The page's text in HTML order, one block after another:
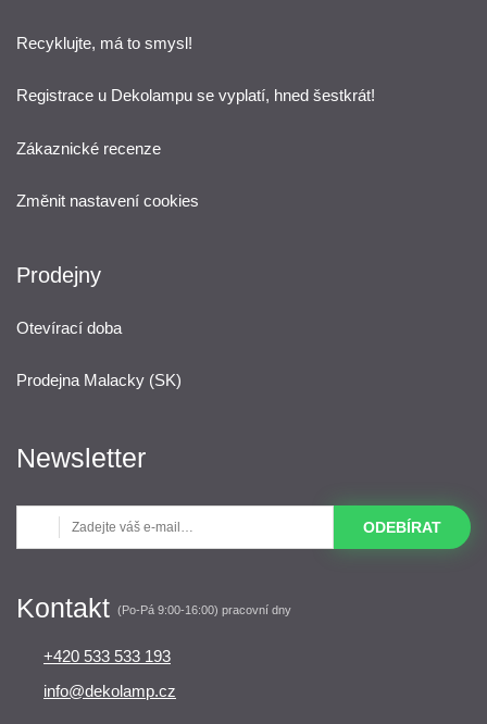
Recyklujte, má to smysl!
Registrace u Dekolampu se vyplatí, hned šestkrát!
Zákaznické recenze
Změnit nastavení cookies
Prodejny
Otevírací doba
Prodejna Malacky (SK)
Newsletter
ODEBÍRAT
Kontakt (Po-Pá 9:00-16:00) pracovní dny
+420 533 533 193
info@dekolamp.cz